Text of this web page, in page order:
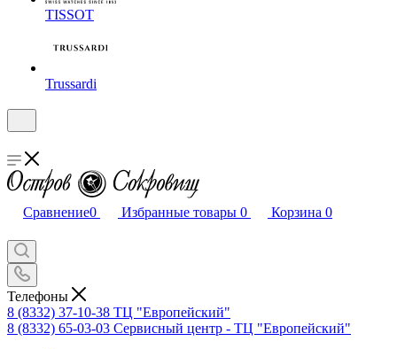
TISSOT
Trussardi
Сравнение0 Избранные товары 0 Корзина 0
Телефоны
8 (8332) 37-10-38 ТЦ "Европейский"
8 (8332) 65-03-03 Сервисный центр - ТЦ "Европейский"